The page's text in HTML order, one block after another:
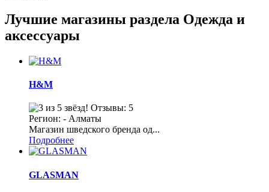
Лучшие магазины раздела Одежда и
аксессуары
H&M
Отзывы: 5
Регион: - Алматы
Магазин шведского бренда од...
Подробнее
GLASMAN